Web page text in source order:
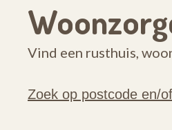
Vind een rusthuis,
Zoek op postcode en/